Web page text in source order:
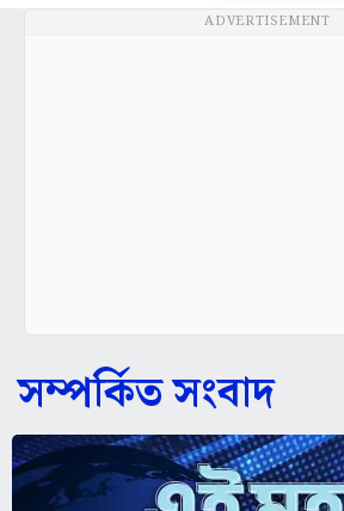
ADVERTISEMENT
সম্পর্কিত সংবাদ